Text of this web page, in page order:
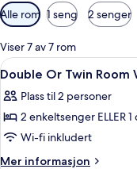
Tilgjengelige
filtre
for
rom
Alle rom 1 seng 2 senger
Viser 7 av 7 rom
Åpne
alle
bildene
av
Double
Or
6
Double Or Twin Room
Plass til 2 personer
2 enkeltsenger ELLER
Wi-fi inkludert
Mer informasjon
Mer